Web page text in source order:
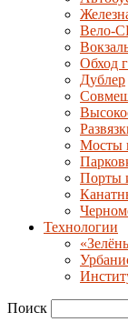
Вело-
Обход
Дублер
Мосты
Порты
Технологии
Поиск